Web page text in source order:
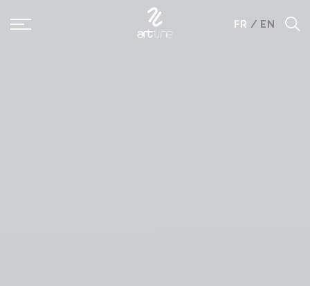
FR / EN
Panneau de gestion des cookies